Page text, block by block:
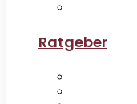
Ratgeber